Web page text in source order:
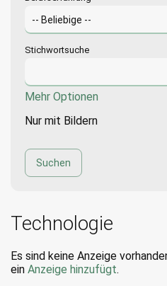
Stichwortsuche
Mehr Optionen
Nur mit Bildern
Technologie
Es sind keine Anzeige
ein Anzeige hinzufügt.